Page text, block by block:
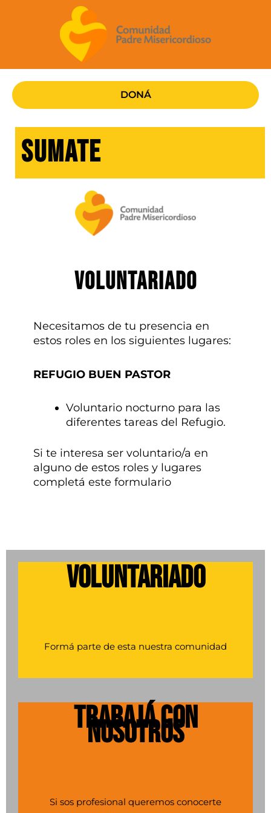
DONÁ
SUMATE
Voluntariado
Necesitamos de tu presencia en
estos roles en los siguientes lugares:
REFUGIO BUEN PASTOR
Voluntario nocturno para las
diferentes tareas del Refugio.
Si te interesa ser voluntario/a en
alguno de estos roles y lugares
completá este formulario
VOLUNTARIADO
Formá parte de esta nuestra comunidad
TRABAJÁ CON
NOSOTROS
Si sos profesional queremos conocerte